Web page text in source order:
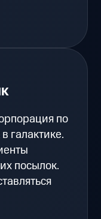
по
галактике.
посылок.